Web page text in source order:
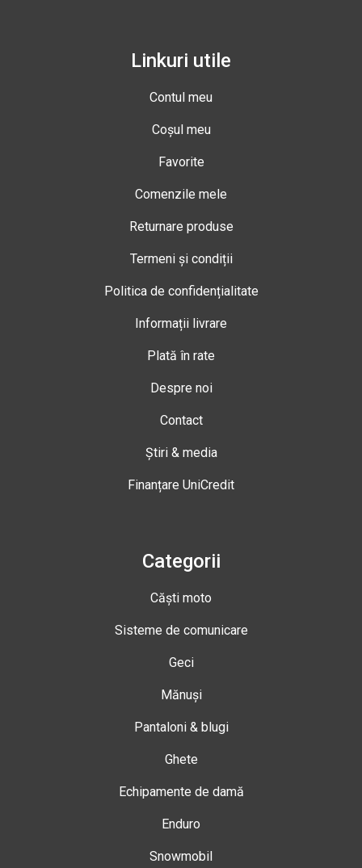
Linkuri utile
Contul meu
Coșul meu
Favorite
Comenzile mele
Returnare produse
Termeni și condiții
Politica de confidențialitate
Informații livrare
Plată în rate
Despre noi
Contact
Știri & media
Finanțare UniCredit
Categorii
Căști moto
Sisteme de comunicare
Geci
Mănuși
Pantaloni & blugi
Ghete
Echipamente de damă
Enduro
Snowmobil